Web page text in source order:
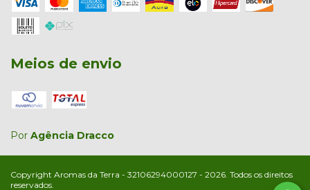
Meios de envio
Por Agência Dracco
Copyright Aromas da Terra - 32106294000127 - 2026. Todos os direitos
reservados.